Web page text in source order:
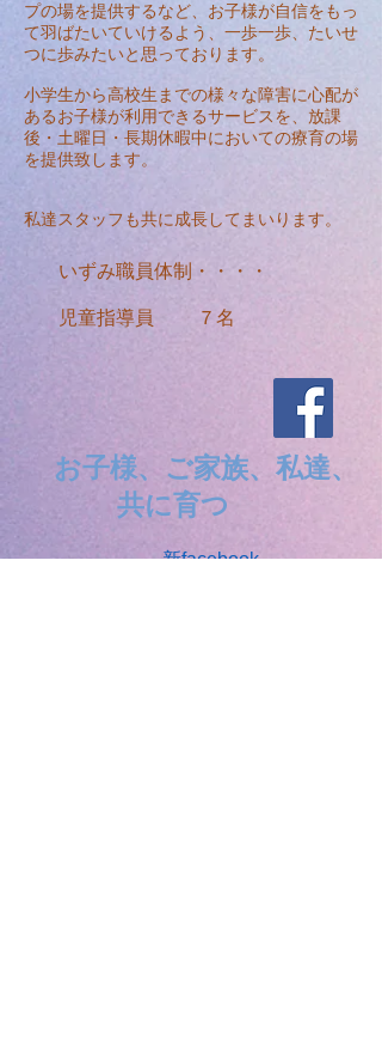
プの場を提供するなど、お子様が自信をもっ
て羽ばたいていけるよう、一歩一歩、たいせ
つに歩みたいと思っております。
小学生から高校生までの様々な障害に心配が
あるお子様が利用できるサービスを、放課
後・土曜日・長期休暇中においての療育の場
を提供致します。
私達スタッフも共に成長してまいります。
いずみ職員体制・・・・
児童指導員 ７名
お子様、ご家族、私達、
共に育つ
新facebook